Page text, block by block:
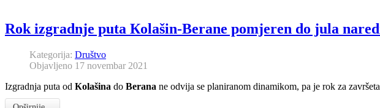
Rok izgradnje puta Кolašin-Berane pomjeren do jula
Kategorija: Društvo
Objavljeno 17 novembar 2021
Izgradnja puta od Кolašina do Berana ne odvija se planiranom dinamikom, pa je rok za